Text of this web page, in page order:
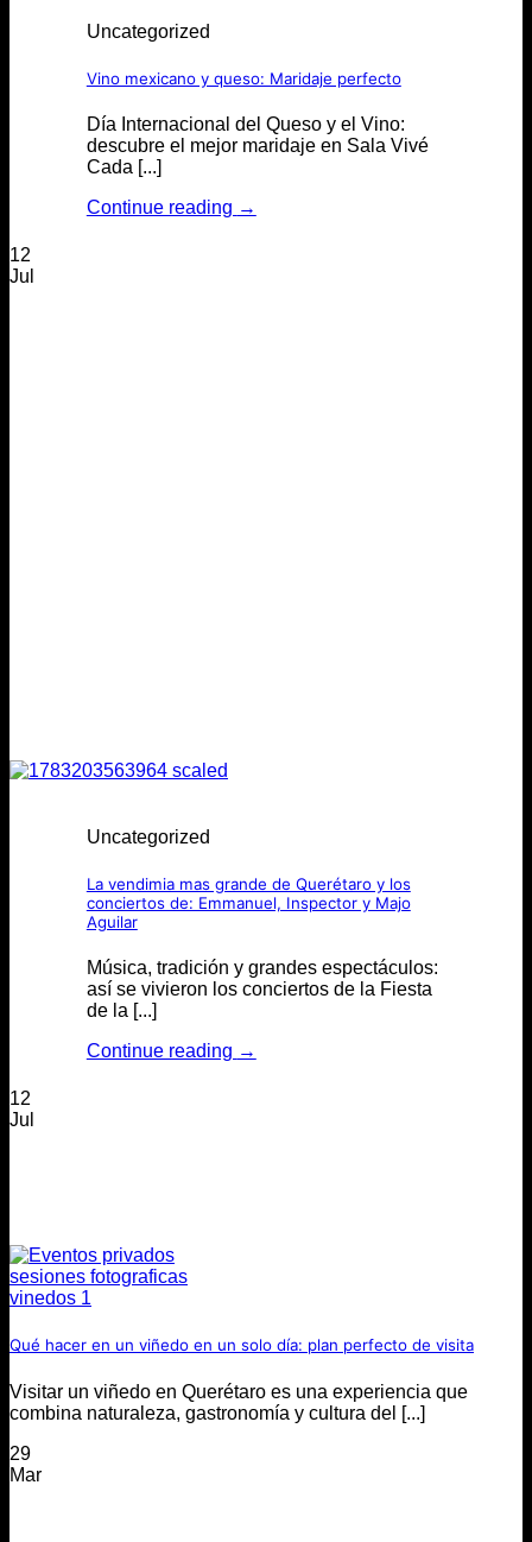
Uncategorized
Vino mexicano y queso: Maridaje perfecto
Día Internacional del Queso y el Vino:
descubre el mejor maridaje en Sala Vivé
Cada [...]
Continue reading →
12
Jul
Uncategorized
La vendimia mas grande de Querétaro y los
conciertos de: Emmanuel, Inspector y Majo
Aguilar
Música, tradición y grandes espectáculos:
así se vivieron los conciertos de la Fiesta
de la [...]
Continue reading →
12
Jul
Qué hacer en un viñedo en un solo día: plan perfecto de visita
Visitar un viñedo en Querétaro es una experiencia que
combina naturaleza, gastronomía y cultura del [...]
29
Mar